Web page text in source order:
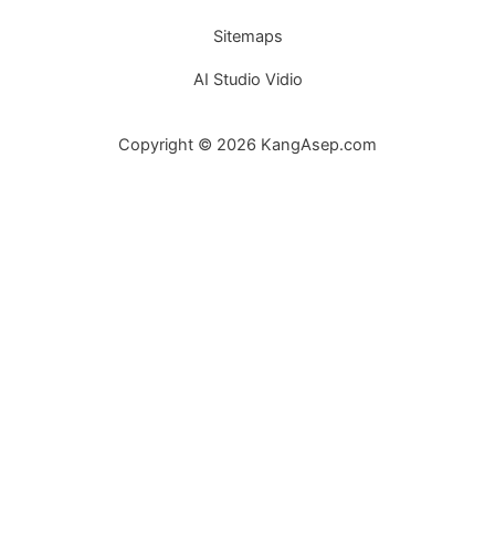
Sitemaps
AI Studio Vidio
Copyright © 2026 KangAsep.com